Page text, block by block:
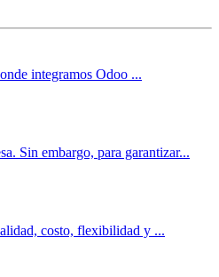
integramos Odoo ...
Sin embargo, para garantizar...
costo, flexibilidad y ...